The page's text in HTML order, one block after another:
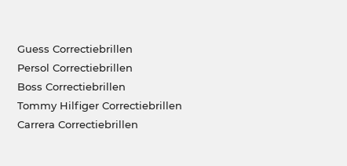
Guess Correctiebrillen
Persol Correctiebrillen
Boss Correctiebrillen
Tommy Hilfiger Correctiebrillen
Carrera Correctiebrillen